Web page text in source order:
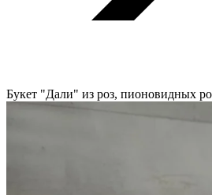
Букет "Дали" из роз, пионовидных